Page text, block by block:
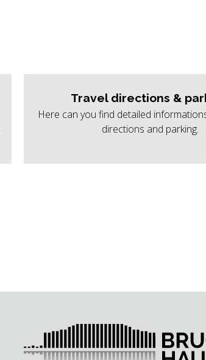
Travel directions &
Here can you find detailed
directions and parking.